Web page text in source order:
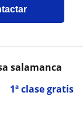
1ª clase gratis
salamanca